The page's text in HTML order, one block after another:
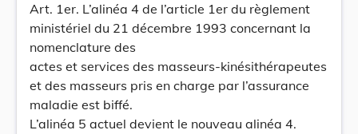
Art. 1er. L’alinéa 4 de l’article 1er du règlement
ministériel du 21 décembre 1993 concernant la
nomenclature des
actes et services des masseurs-kinésithérapeutes
et des masseurs pris en charge par l’assurance
maladie est biffé.
L’alinéa 5 actuel devient le nouveau alinéa 4.